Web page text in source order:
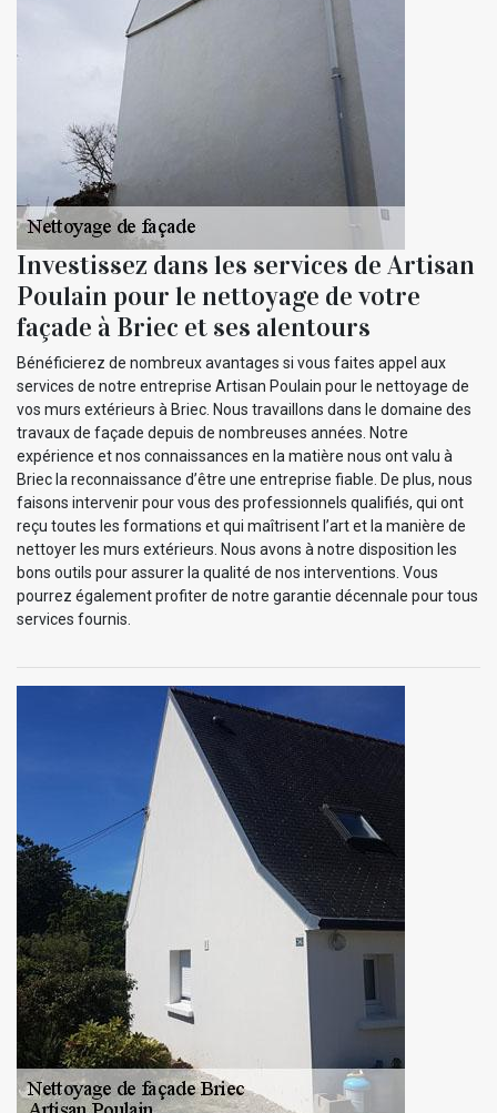
Investissez dans les services de Artisan
Poulain pour le nettoyage de votre
façade à Briec et ses alentours
Bénéficierez de nombreux avantages si vous faites appel aux
services de notre entreprise Artisan Poulain pour le nettoyage de
vos murs extérieurs à Briec. Nous travaillons dans le domaine des
travaux de façade depuis de nombreuses années. Notre
expérience et nos connaissances en la matière nous ont valu à
Briec la reconnaissance d’être une entreprise fiable. De plus, nous
faisons intervenir pour vous des professionnels qualifiés, qui ont
reçu toutes les formations et qui maîtrisent l’art et la manière de
nettoyer les murs extérieurs. Nous avons à notre disposition les
bons outils pour assurer la qualité de nos interventions. Vous
pourrez également profiter de notre garantie décennale pour tous
services fournis.